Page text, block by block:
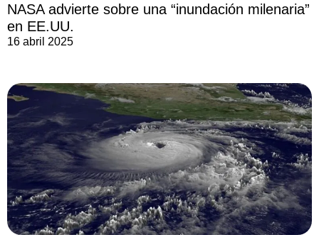
NASA advierte sobre una “inundación milenaria”
en EE.UU.
16 abril 2025